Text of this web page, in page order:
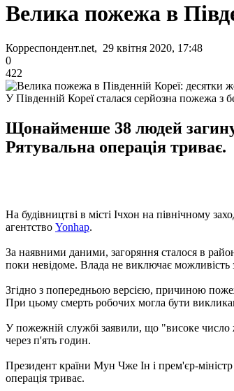
Велика пожежа в
Корреспондент.net, 29 квітня 2020, 17:48
0
422
У Південній Кореї сталася серйозна пожежа з
Щонайменше 38 людей
Рятувальна операція триває.
На будівництві в місті Ічхон на північному
агентство Yonhap.
За наявними даними, загоряння сталося в
поки невідоме. Влада не виключає можливість
Згідно з попередньою версією, причиною
При цьому смерть робочих могла бути
У пожежній службі заявили, що "високе число
через п'ять годин.
Президент країни Мун Чже Ін і прем'єр-
операція триває.